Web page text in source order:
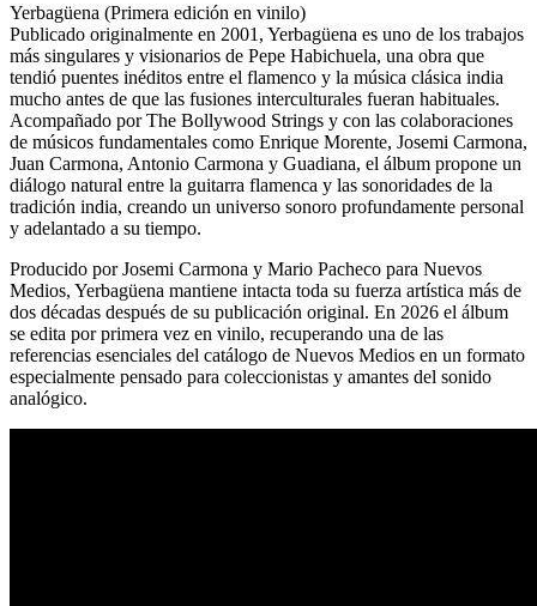
Yerbagüena (Primera edición en vinilo)
Publicado originalmente en 2001, Yerbagüena es uno de los trabajos
más singulares y visionarios de Pepe Habichuela, una obra que
tendió puentes inéditos entre el flamenco y la música clásica india
mucho antes de que las fusiones interculturales fueran habituales.
Acompañado por The Bollywood Strings y con las colaboraciones
de músicos fundamentales como Enrique Morente, Josemi Carmona,
Juan Carmona, Antonio Carmona y Guadiana, el álbum propone un
diálogo natural entre la guitarra flamenca y las sonoridades de la
tradición india, creando un universo sonoro profundamente personal
y adelantado a su tiempo.
Producido por Josemi Carmona y Mario Pacheco para Nuevos
Medios, Yerbagüena mantiene intacta toda su fuerza artística más de
dos décadas después de su publicación original. En 2026 el álbum
se edita por primera vez en vinilo, recuperando una de las
referencias esenciales del catálogo de Nuevos Medios en un formato
especialmente pensado para coleccionistas y amantes del sonido
analógico.